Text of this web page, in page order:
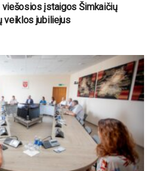
viešosios įstaigos Šimkaičių
veiklos jubiliejus